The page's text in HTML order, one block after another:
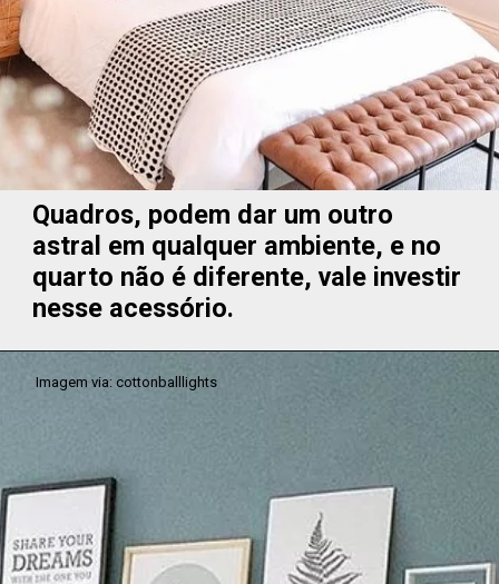
Quadros, podem dar um outro
astral em qualquer ambiente, e no
quarto não é diferente, vale investir
nesse acessório.
Imagem via: cottonballlights